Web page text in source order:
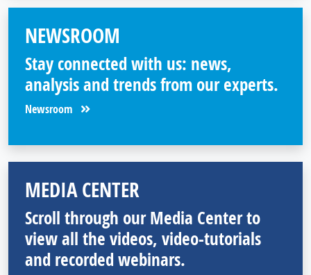
NEWSROOM
Stay connected with us: news,
analysis and trends from our experts.
Newsroom
MEDIA CENTER
Scroll through our Media Center to
view all the videos, video-tutorials
and recorded webinars.